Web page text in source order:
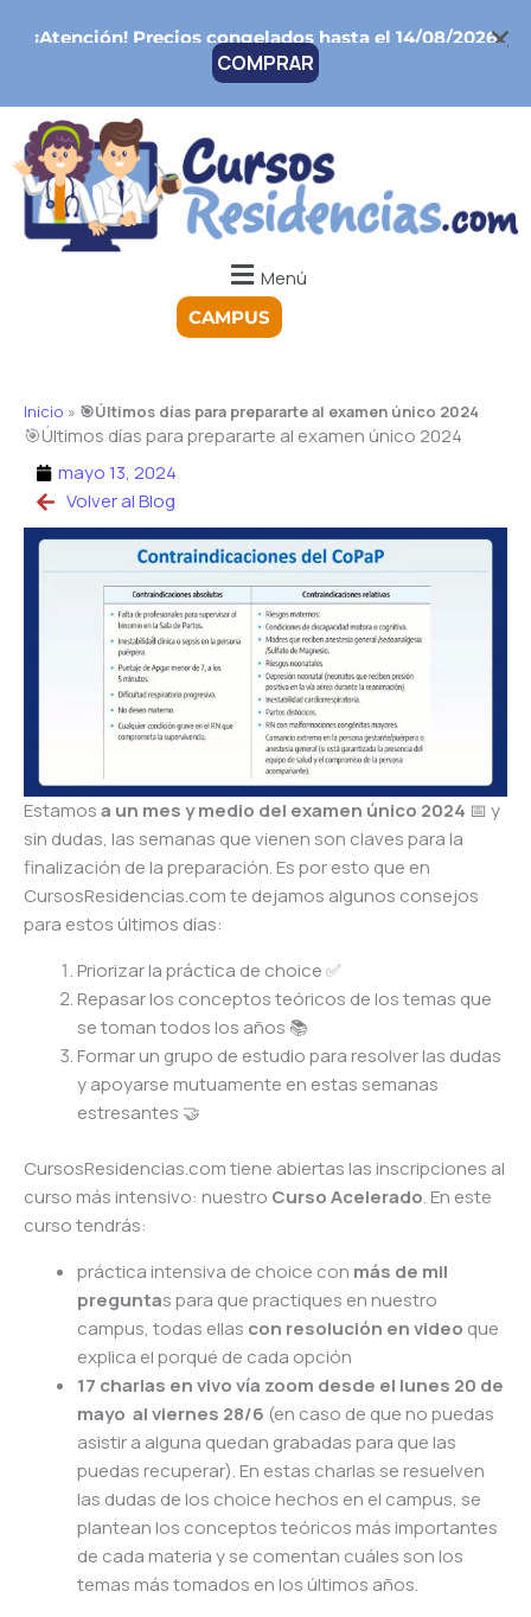
¡Atención!Precios congelados hasta el 14/08/2026
COMPRAR
Menú
CAMPUS
Inicio » 🎯Últimos días para prepararte al examen único 2024
🎯Últimos días para prepararte al examen único 2024
mayo 13, 2024
Volver al Blog
Estamosa un mes y medio del examen único 2024 📅 y
sin dudas, las semanas que vienen son claves para la
finalización de la preparación. Es por esto que en
CursosResidencias.com te dejamos algunos consejos
para estos últimos días:
Priorizar la práctica de choice✅
Repasar los conceptos teóricos de los temas que
se toman todos los años 📚
Formar un grupo de estudio para resolver las dudas
y apoyarse mutuamente en estas semanas
estresantes 🤝
CursosResidencias.com tiene abiertas las inscripciones al
curso más intensivo: nuestro Curso Acelerado. En este
curso tendrás:
práctica intensiva de choice con más de mil
preguntas para que practiques en nuestro
campus, todas ellas con resolución en video que
explica el porqué de cada opción
17 charlas en vivo vía zoom desde el lunes 20 de
mayo al viernes 28/6 (en caso de que no puedas
asistir a alguna quedan grabadas para que las
puedas recuperar). En estas charlas se resuelven
las dudas de los choice hechos en el campus, se
plantean los conceptos teóricos más importantes
de cada materia y se comentan cuáles son los
temas más tomados en los últimos años.